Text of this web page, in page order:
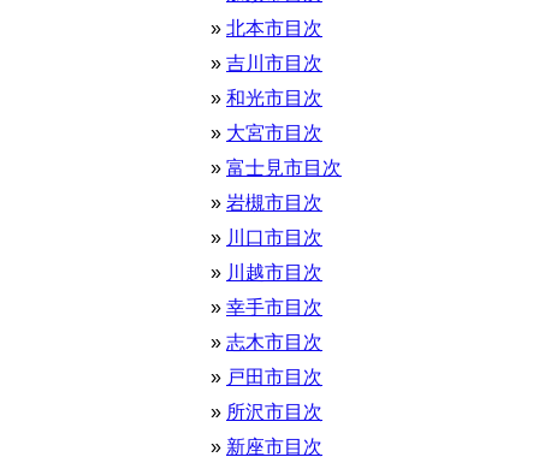
北本市目次
吉川市目次
和光市目次
大宮市目次
富士見市目次
岩槻市目次
川口市目次
川越市目次
幸手市目次
志木市目次
戸田市目次
所沢市目次
新座市目次